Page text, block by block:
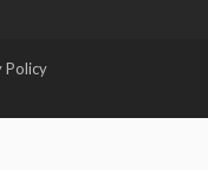
Policy